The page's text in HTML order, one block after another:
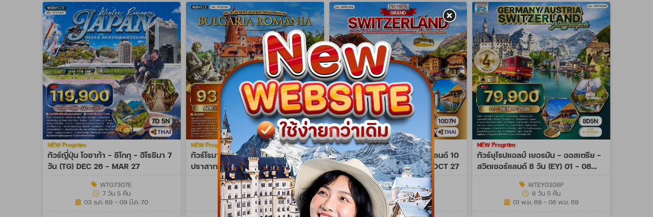
ทัวร์ญี่ปุ่น โอซาก้า - ชิโกกุ - ฮิโรชิมา 7
วัน (TG) DEC 26 - MAR 27
NEW Program
WTG7307E
7 วัน 5 คืน
03 ธ.ค. 69 - 09 มี.ค. 70
ทัวร์โรมาเนีย - บัลแกเรีย ชม 4
ปราสาท สุดงดงาม 9 วัน (TK) APR -
NEW Program
WTK0709C
9 วัน 7 คืน
08 เม.ย. 70 - 28 ต.ค. 70
ทัวร์พรีเมี่ยมแกรนด์สวิตเซอร์แลนด์ 10
วัน พักเซอร์แมท (TG) MAR - OCT 27
NEW Program
WPTG1110M
10 วัน 9 คืน
26 มี.ค. 70 - 24 ต.ค. 70
ทัวร์ยุโรปแอลป์ เยอรมัน - ออสเตรีย -
สวิตเซอร์แลนด์ 8 วัน (EY) 01 - 08
NEW Program
WTEY0308P
8 วัน 5 คืน
01 พ.ย. 69 - 08 พ.ย. 69